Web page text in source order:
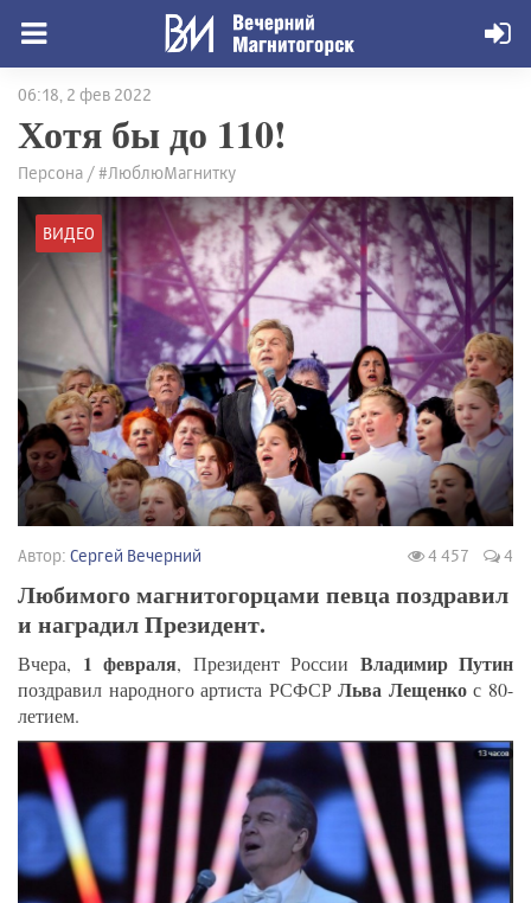
06:18, 2 фев 2022
Хотя бы до 110!
Персона / #ЛюблюМагнитку
ВИДЕО
Автор: Сергей Вечерний 4 457 4
Любимого магнитогорцами певца поздравил
и наградил Президент.
Вчера, 1 февраля, Президент России Владимир Путин
поздравил народного артиста РСФСРЛьва Лещенкос 80-
летием.